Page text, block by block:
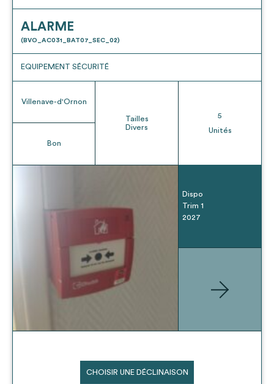
ALARME
(BVO_AC031_BAT07_SEC_02)
EQUIPEMENT SÉCURITÉ
Villenave-d'Ornon
Bon
Tailles
Divers
5
Unités
Dispo
Trim 1
2027
CHOISIR UNE DÉCLINAISON